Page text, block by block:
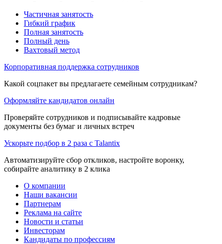
Частичная занятость
Гибкий график
Полная занятость
Полный день
Вахтовый метод
Корпоративная поддержка сотрудников
Какой соцпакет вы предлагаете семейным сотрудникам?
Оформляйте кандидатов онлайн
Проверяйте сотрудников и подписывайте кадровые
документы без бумаг и личных встреч
Ускорьте подбор в 2 раза с Talantix
Автоматизируйте сбор откликов, настройте воронку,
собирайте аналитику в 2 клика
О компании
Наши вакансии
Партнерам
Реклама на сайте
Новости и статьи
Инвесторам
Кандидаты по профессиям